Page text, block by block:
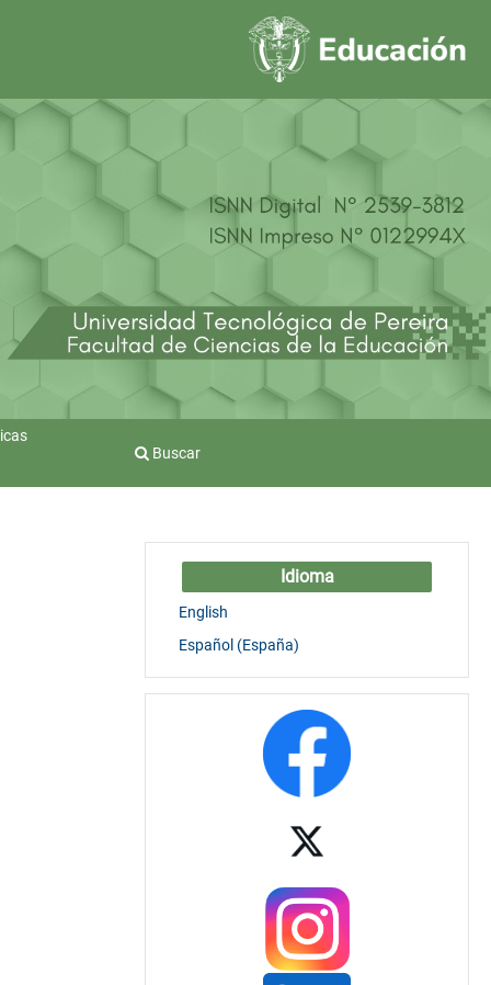
Buscar
Idioma
English
Español (España)